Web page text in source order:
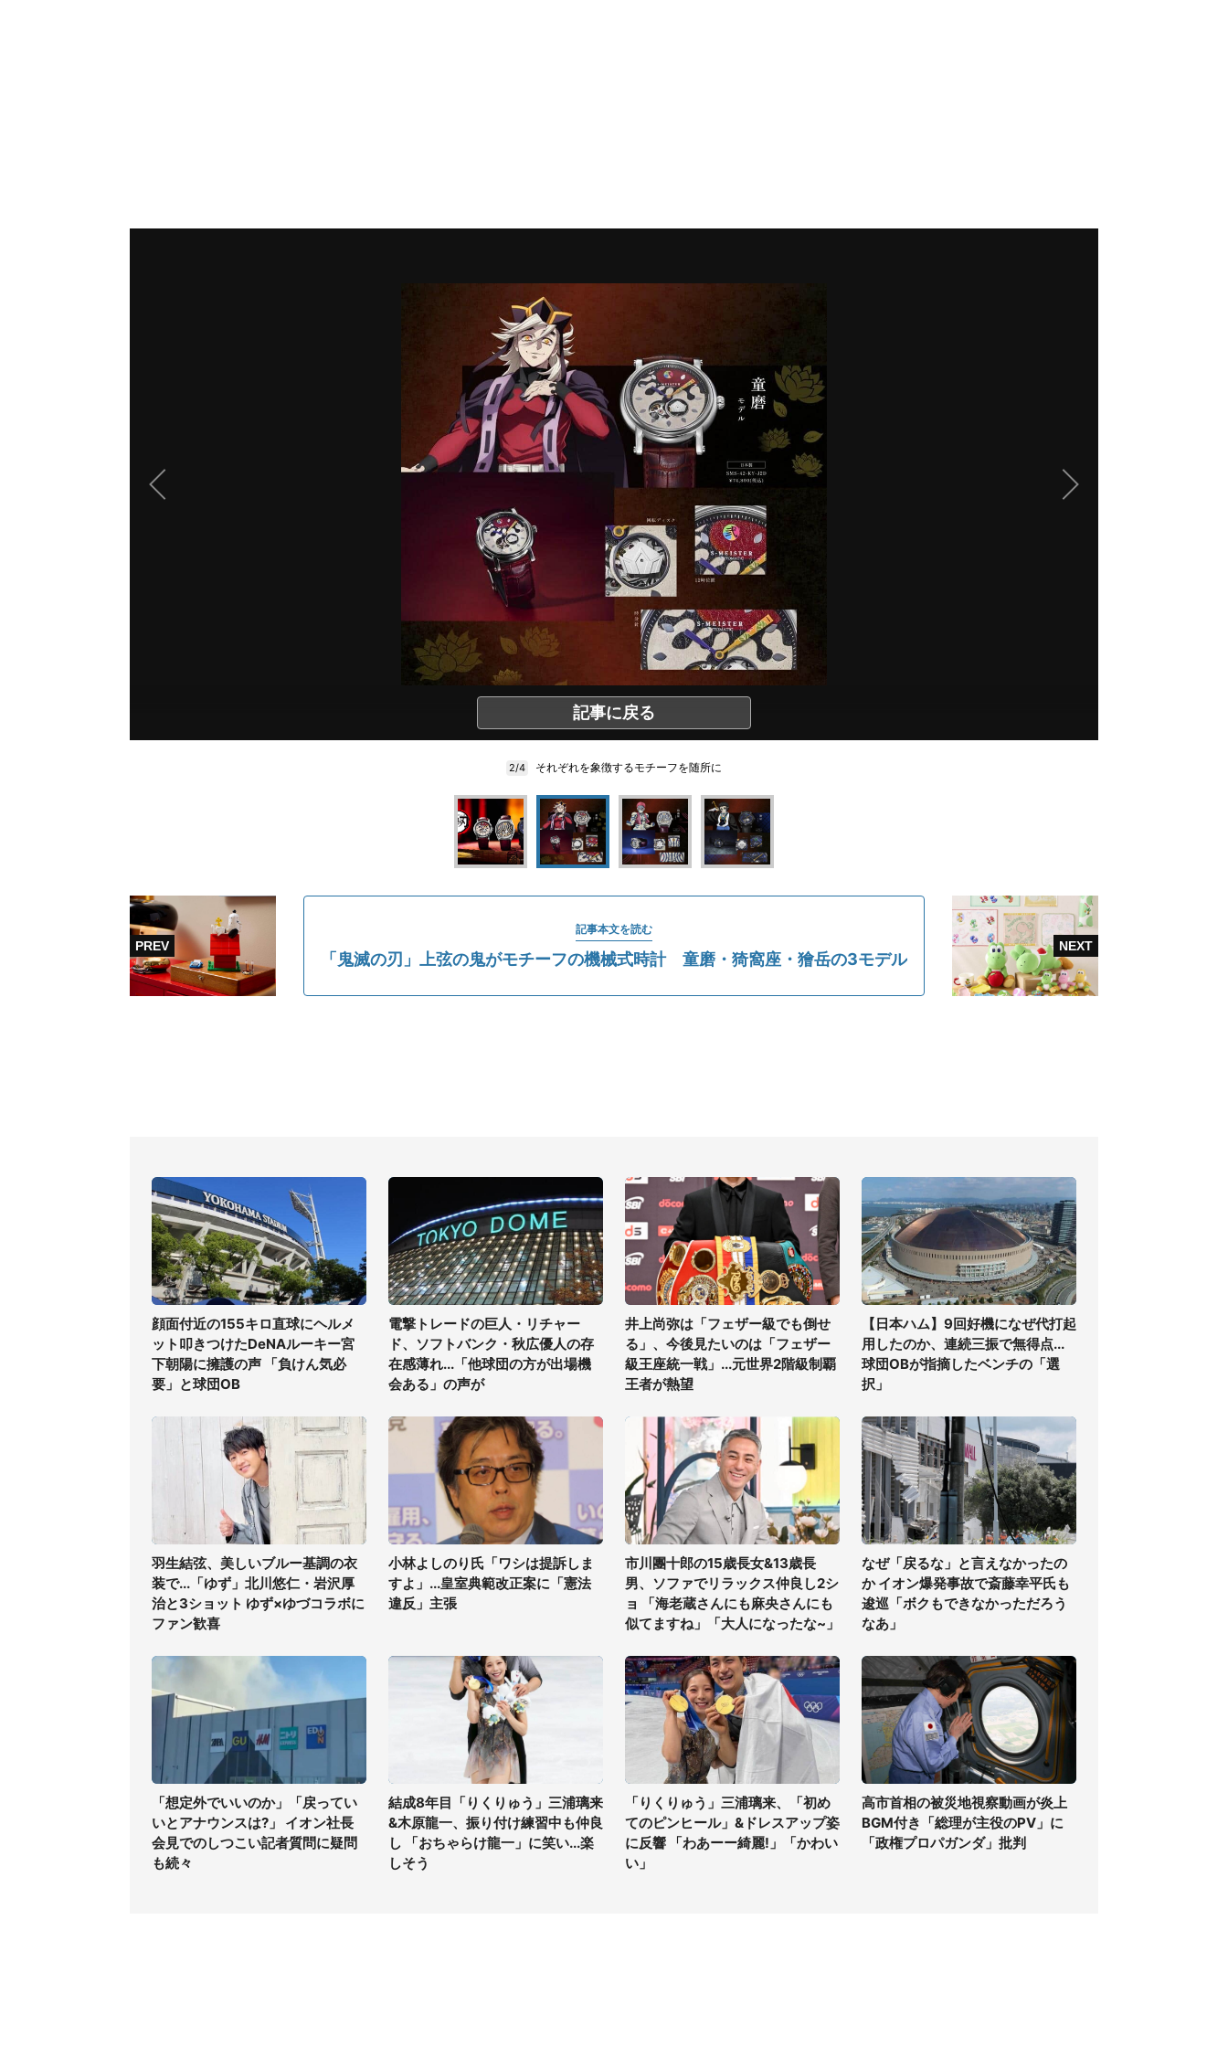
記事に戻る
2/4 それぞれを象徴するモチーフを随所に
記事本文を読む
「鬼滅の刃」上弦の鬼がモチーフの機械式時計 童磨・猗窩座・獪岳の3モデル
顔面付近の155キロ直球にヘルメ
ット叩きつけたDeNAルーキー宮
下朝陽に擁護の声 「負けん気必
要」と球団OB
電撃トレードの巨人・リチャー
ド、ソフトバンク・秋広優人の存
在感薄れ...「他球団の方が出場機
会ある」の声が
井上尚弥は「フェザー級でも倒せ
る」、今後見たいのは「フェザー
級王座統一戦」...元世界2階級制覇
王者が熱望
【日本ハム】9回好機になぜ代打起
用したのか、連続三振で無得点...
球団OBが指摘したベンチの「選
択」
羽生結弦、美しいブルー基調の衣
装で...「ゆず」北川悠仁・岩沢厚
治と3ショット ゆず×ゆづコラボに
ファン歓喜
小林よしのり氏「ワシは提訴しま
すよ」...皇室典範改正案に「憲法
違反」主張
市川團十郎の15歳長女&13歳長
男、ソファでリラックス仲良し2シ
ョ 「海老蔵さんにも麻央さんにも
似てますね」「大人になったな~」
なぜ「戻るな」と言えなかったの
か イオン爆発事故で斎藤幸平氏も
逡巡「ボクもできなかっただろう
なあ」
「想定外でいいのか」「戻ってい
いとアナウンスは?」 イオン社長
会見でのしつこい記者質問に疑問
も続々
結成8年目「りくりゅう」三浦璃来
&木原龍一、振り付け練習中も仲良
し 「おちゃらけ龍一」に笑い...楽
しそう
「りくりゅう」三浦璃来、「初め
てのピンヒール」&ドレスアップ姿
に反響 「わあーー綺麗!」「かわい
い」
高市首相の被災地視察動画が炎上
BGM付き「総理が主役のPV」に
「政権プロパガンダ」批判